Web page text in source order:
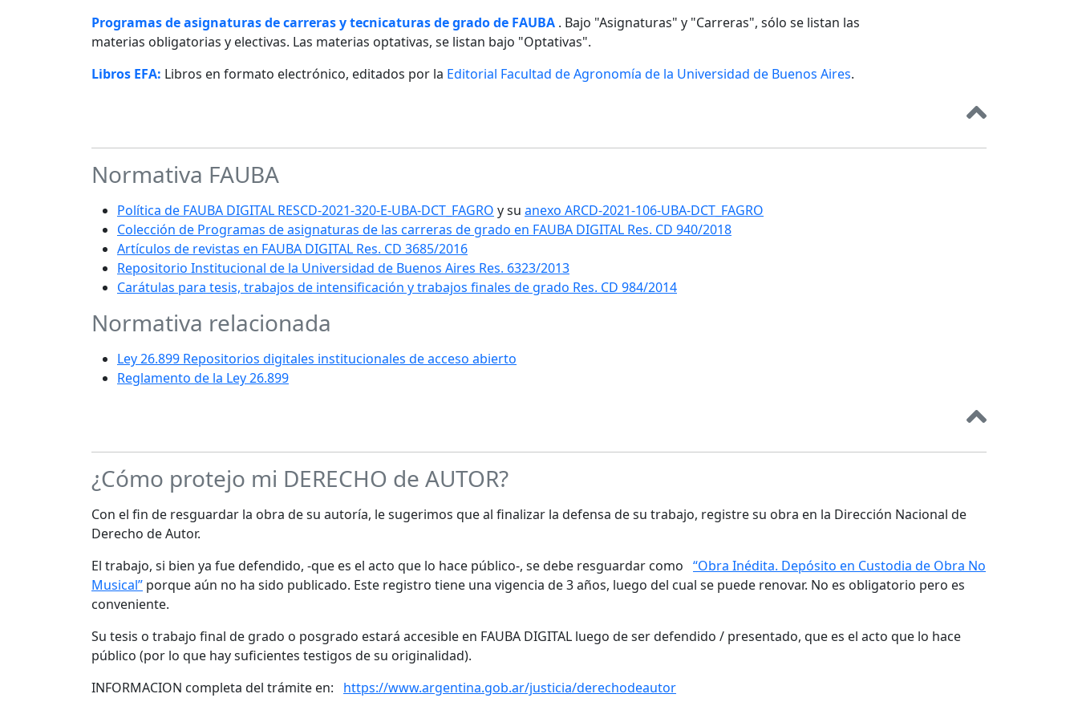
Programas de asignaturas de carreras y tecnicaturas de grado de FAUBA . Bajo "Asignaturas" y "Carreras", sólo se listan las
materias obligatorias y electivas. Las materias optativas, se listan bajo "Optativas".
Libros EFA: Libros en formato electrónico, editados por la Editorial Facultad de Agronomía de la Universidad de Buenos Aires.
Normativa FAUBA
Política de FAUBA DIGITAL RESCD-2021-320-E-UBA-DCT_FAGRO y su anexo ARCD-2021-106-UBA-DCT_FAGRO
Colección de Programas de asignaturas de las carreras de grado en FAUBA DIGITAL Res. CD 940/2018
Artículos de revistas en FAUBA DIGITAL Res. CD 3685/2016
Repositorio Institucional de la Universidad de Buenos Aires Res. 6323/2013
Carátulas para tesis, trabajos de intensificación y trabajos finales de grado Res. CD 984/2014
Normativa relacionada
Ley 26.899 Repositorios digitales institucionales de acceso abierto
Reglamento de la Ley 26.899
¿Cómo protejo mi DERECHO de AUTOR?
Con el fin de resguardar la obra de su autoría, le sugerimos que al finalizar la defensa de su trabajo, registre su obra en la Dirección Nacional de
Derecho de Autor.
El trabajo, si bien ya fue defendido, -que es el acto que lo hace público-, se debe resguardar como “Obra Inédita. Depósito en Custodia de Obra No
Musical” porque aún no ha sido publicado. Este registro tiene una vigencia de 3 años, luego del cual se puede renovar. No es obligatorio pero es
conveniente.
Su tesis o trabajo final de grado o posgrado estará accesible en FAUBA DIGITAL luego de ser defendido / presentado, que es el acto que lo hace
público (por lo que hay suficientes testigos de su originalidad).
INFORMACION completa del trámite en:
https://www.argentina.gob.ar/justicia/derechodeautor